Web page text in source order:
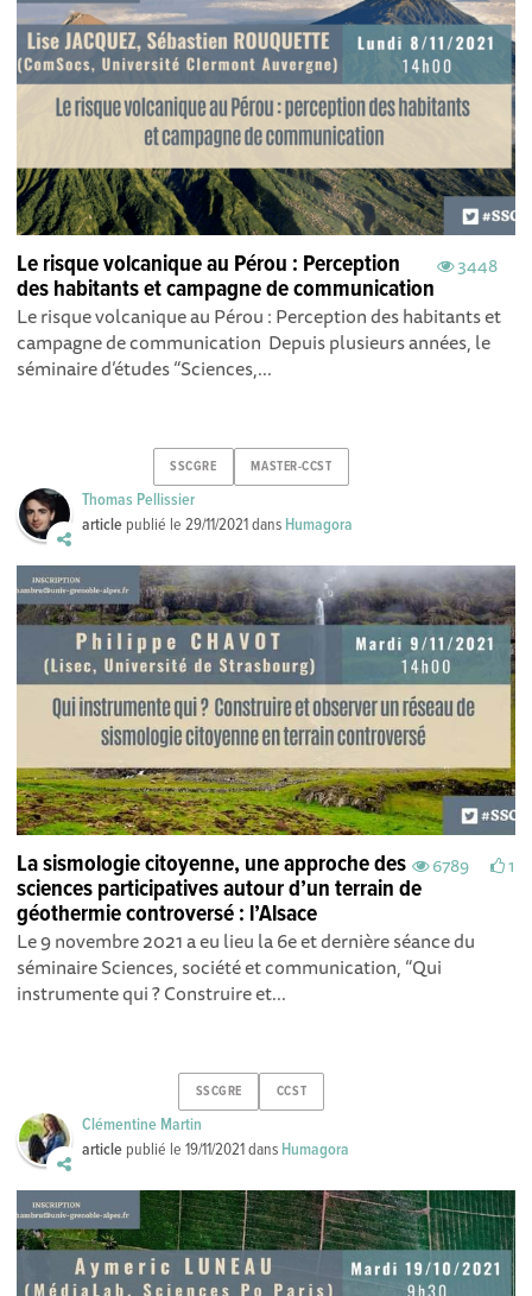
3448
Le risque volcanique au Pérou : Perception
des habitants et campagne de communication
Le risque volcanique au Pérou : Perception des habitants et
campagne de communication Depuis plusieurs années, le
séminaire d’études “Sciences,...
SSCGRE MASTER-CCST
Thomas Pellissier
article publié le29/11/2021dans Humagora
6789 1
La sismologie citoyenne, une approche des
sciences participatives autour d’un terrain de
géothermie controversé : l’Alsace
Le 9 novembre 2021 a eu lieu la 6e et dernière séance du
séminaire Sciences, société et communication, “Qui
instrumente qui ? Construire et...
SSCGRE CCST
Clémentine Martin
article publié le19/11/2021dans Humagora